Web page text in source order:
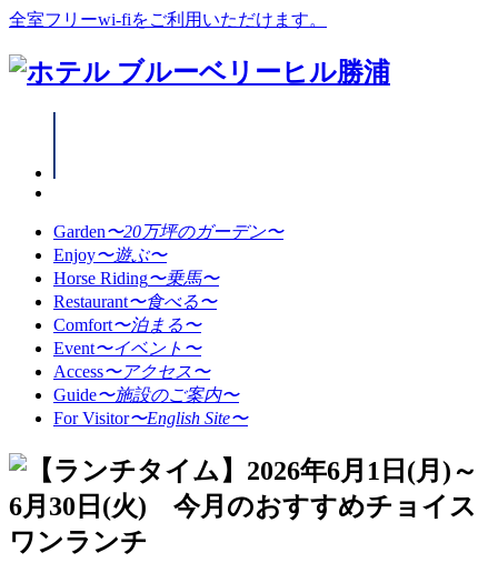
全室フリーwi-fiをご利用いただけます。
Garden〜20万坪のガーデン〜
Enjoy〜遊ぶ〜
Horse Riding〜乗馬〜
Restaurant〜食べる〜
Comfort〜泊まる〜
Event〜イベント〜
Access〜アクセス〜
Guide〜施設のご案内〜
For Visitor〜English Site〜